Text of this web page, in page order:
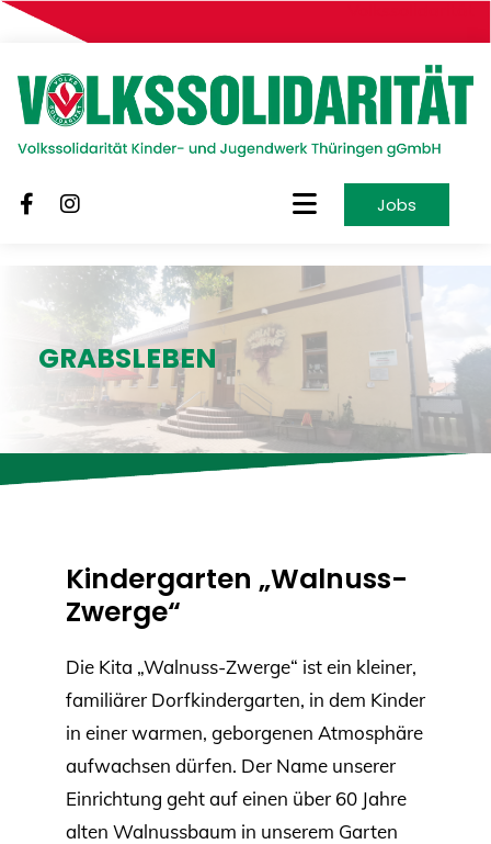
Jobs
GRABSLEBEN
Volkssolidarität
Kindergarten „Walnuss-
Zwerge“
Die Kita „Walnuss-Zwerge“ ist ein kleiner,
familiärer Dorfkindergarten, in dem Kinder
in einer warmen, geborgenen Atmosphäre
aufwachsen dürfen. Der Name unserer
Einrichtung geht auf einen über 60 Jahre
alten Walnussbaum in unserem Garten